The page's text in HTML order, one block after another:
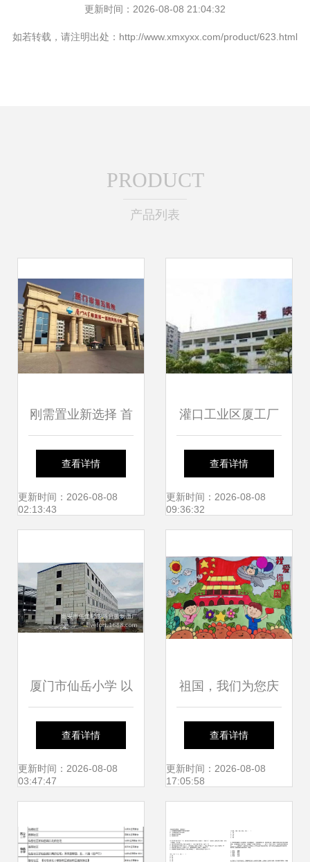
更新时间：2026-08-08 21:04:32
如若转载，请注明出处：http://www.xmxyxx.com/product/623.html
PRODUCT
产品列表
刚需置业新选择 首
付50万起，坐拥厦
门仙岳小学小三房
查看详情
更新时间：2026-08-08
02:13:43
灌口工业区厦工厂
房对面铁山单身公
寓，多套出租，临
查看详情
更新时间：2026-08-08
09:36:32
厦门市仙岳小学 以
优质教育环境，守
护学生健康成长
查看详情
更新时间：2026-08-08
03:47:47
祖国，我们为您庆
生——记厦门市仙
岳小学2020年国庆
查看详情
更新时间：2026-08-08
17:05:58